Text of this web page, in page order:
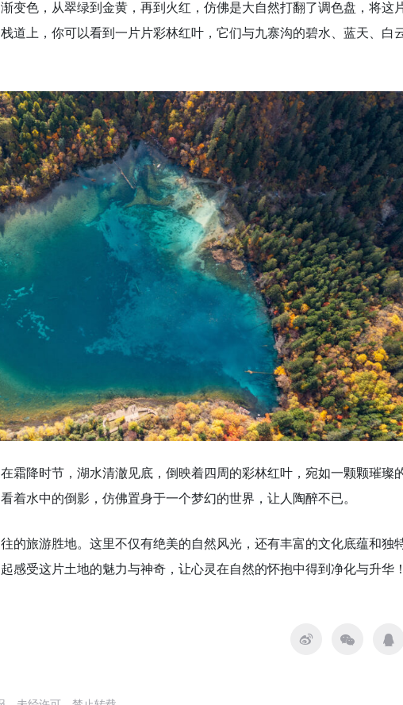
变色，从翠绿到金黄，再到火红，仿佛是大自然打翻了调色盘，将这
道上，你可以看到一片片彩林红叶，它们与九寨沟的碧水、蓝天、白
霜降时节，湖水清澈见底，倒映着四周的彩林红叶，宛如一颗颗璀璨
着水中的倒影，仿佛置身于一个梦幻的世界，让人陶醉不已。
的旅游胜地。这里不仅有绝美的自然风光，还有丰富的文化底蕴和独
感受这片土地的魅力与神奇，让心灵在自然的怀抱中得到净化与升华